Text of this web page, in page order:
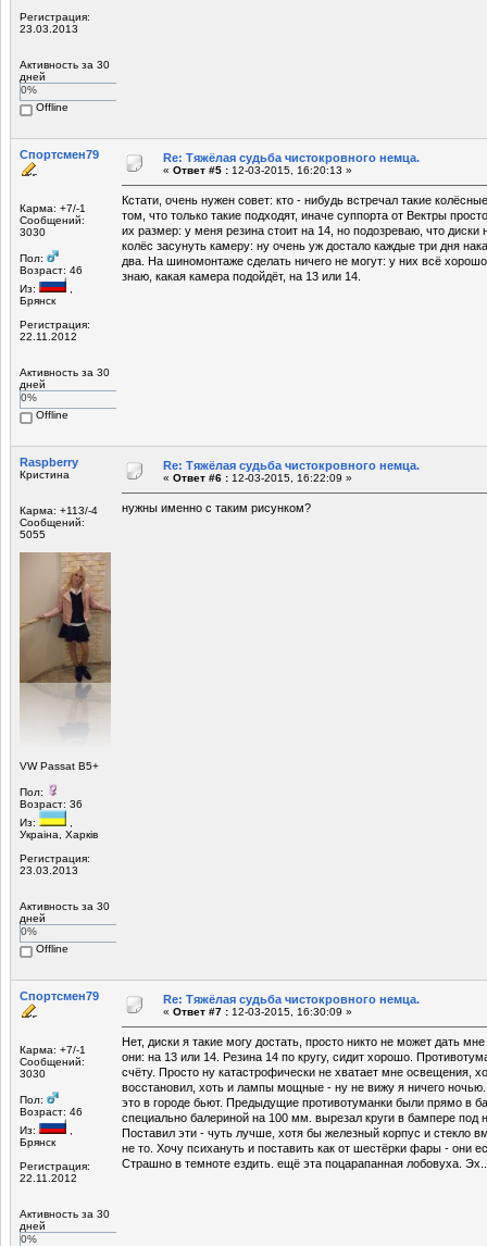
Регистрация:
23.03.2013
Активность за 30
дней
0%
Offline
Спортсмен79
Карма: +7/-1
Сообщений:
3030
Пол:
Возраст: 46
Из:
Брянск
Регистрация:
22.11.2012
Активность за 30
дней
0%
Offline
Re: Тяжёлая судьба чистокровного немца.
« Ответ #5 : 12-03-2015, 16:20:13 »
Кстати, очень нужен совет: кто - нибудь встречал такие
том, что только такие подходят, иначе суппорта от Вектры
их размер: у меня резина стоит на 14, но подозреваю, что диски
колёс засунуть камеру: ну очень уж достало каждые три дня
два. На шиномонтаже сделать ничего не могут: у них всё
знаю, какая камера подойдёт, на 13 или 14.
Raspberry
Кристина
Карма: +113/-4
Сообщений:
5055
VW Passat B5+
Пол:
Возраст: 36
Из:
Украiна, Харкiв
Регистрация:
23.03.2013
Активность за 30
дней
0%
Offline
Re: Тяжёлая судьба чистокровного немца.
« Ответ #6 : 12-03-2015, 16:22:09 »
нужны именно с таким рисунком?
Спортсмен79
Карма: +7/-1
Сообщений:
3030
Пол:
Возраст: 46
Из:
Брянск
Регистрация:
22.11.2012
Активность за 30
дней
0%
Re: Тяжёлая судьба чистокровного немца.
« Ответ #7 : 12-03-2015, 16:30:09 »
Нет, диски я такие могу достать, просто никто не может дать
они: на 13 или 14. Резина 14 по кругу, сидит хорошо.
счёту. Просто ну катастрофически не хватает мне освещения,
восстановил, хоть и лампы мощные - ну не вижу я ничего
это в городе бьют. Предыдущие противотуманки были прямо в
специально балериной на 100 мм. вырезал круги в бампере под
Поставил эти - чуть лучше, хотя бы железный корпус и стекло
не то. Хочу психануть и поставить как от шестёрки фары - они
Страшно в темноте ездить. ещё эта поцарапанная лобовуха. Эх..